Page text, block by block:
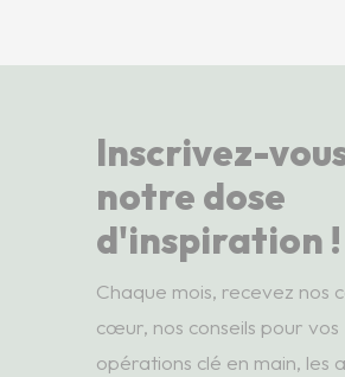
Inscrivez-
notre dose
d'inspiration !
Chaque mois, recevez nos
cœur, nos conseils pour vos
opérations clé en main, les